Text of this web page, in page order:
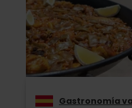
Gastronomía